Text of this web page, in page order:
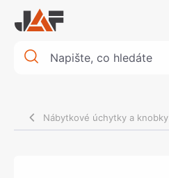
Nábytkové úchytky a knobky